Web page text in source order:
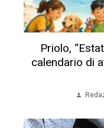
Priolo,
calendario di